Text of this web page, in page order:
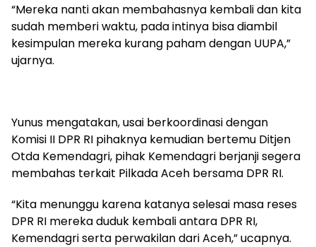
“Mereka nanti akan membahasnya kembali dan kita
sudah memberi waktu, pada intinya bisa diambil
kesimpulan mereka kurang paham dengan UUPA,”
ujarnya.
Yunus mengatakan, usai berkoordinasi dengan
Komisi II DPR RI pihaknya kemudian bertemu Ditjen
Otda Kemendagri, pihak Kemendagri berjanji segera
membahas terkait Pilkada Aceh bersama DPR RI.
“Kita menunggu karena katanya selesai masa reses
DPR RI mereka duduk kembali antara DPR RI,
Kemendagri serta perwakilan dari Aceh,” ucapnya.